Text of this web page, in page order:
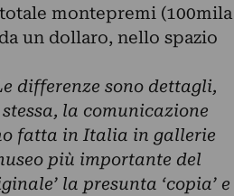
montepremi (100mila
un dollaro, nello spazio
differenze sono dettagli,
la comunicazione
fatta in Italia in gallerie
più importante del
la presunta ‘copia’ e